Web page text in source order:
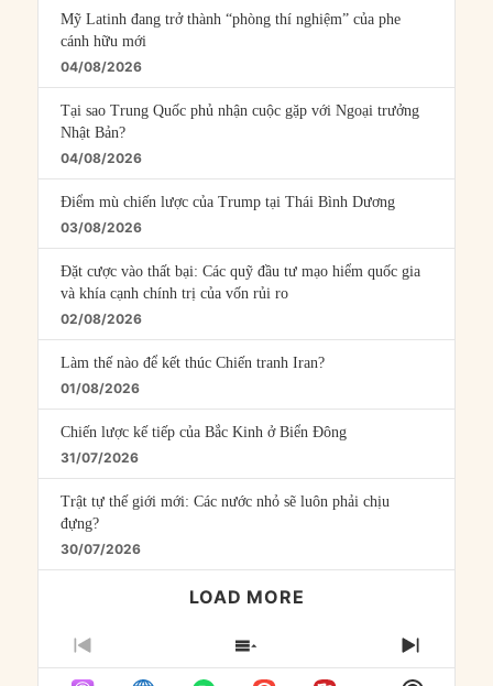
Mỹ Latinh đang trở thành “phòng thí nghiệm” của phe
cánh hữu mới
04/08/2026
Tại sao Trung Quốc phủ nhận cuộc gặp với Ngoại trưởng
Nhật Bản?
04/08/2026
Điểm mù chiến lược của Trump tại Thái Bình Dương
03/08/2026
Đặt cược vào thất bại: Các quỹ đầu tư mạo hiểm quốc gia
và khía cạnh chính trị của vốn rủi ro
02/08/2026
Làm thế nào để kết thúc Chiến tranh Iran?
01/08/2026
Chiến lược kế tiếp của Bắc Kinh ở Biển Đông
31/07/2026
Trật tự thế giới mới: Các nước nhỏ sẽ luôn phải chịu
đựng?
30/07/2026
LOAD MORE
PREVIOUS
EPISODE
SHOW
EPISODES
NEXT